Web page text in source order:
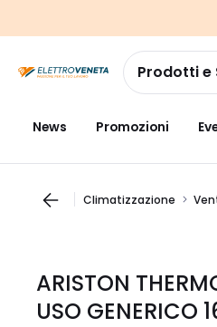
navigazionealla
pagina
Prodotti e
News Promozioni
Climatizzazione
ARISTON
USO GENERICO